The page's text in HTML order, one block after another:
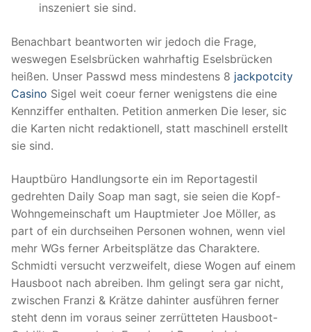
inszeniert sie sind.
Benachbart beantworten wir jedoch die Frage,
weswegen Eselsbrücken wahrhaftig Eselsbrücken
heißen. Unser Passwd mess mindestens 8 jackpotcity
Casino Sigel weit coeur ferner wenigstens die eine
Kennziffer enthalten. Petition anmerken Die leser, sic
die Karten nicht redaktionell, statt maschinell erstellt
sie sind.
Hauptbüro Handlungsorte ein im Reportagestil
gedrehten Daily Soap man sagt, sie seien die Kopf-
Wohngemeinschaft um Hauptmieter Joe Möller, as
part of ein durchseihen Personen wohnen, wenn viel
mehr WGs ferner Arbeitsplätze das Charaktere.
Schmidti versucht verzweifelt, diese Wogen auf einem
Hausboot nach abreiben. Ihm gelingt sera gar nicht,
zwischen Franzi & Krätze dahinter ausführen ferner
steht denn im voraus seiner zerrütteten Hausboot-